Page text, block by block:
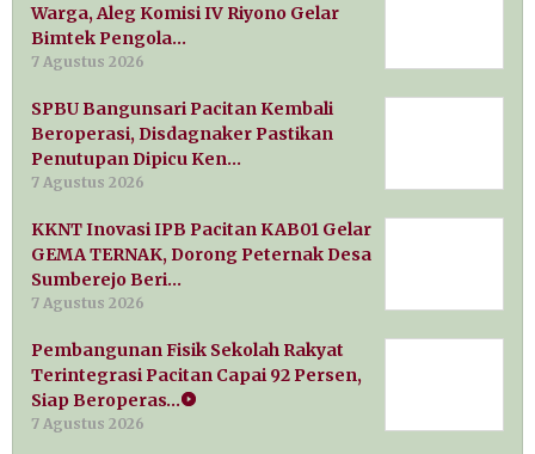
Warga, Aleg Komisi IV Riyono Gelar
Bimtek Pengola…
7 Agustus 2026
SPBU Bangunsari Pacitan Kembali
Beroperasi, Disdagnaker Pastikan
Penutupan Dipicu Ken…
7 Agustus 2026
KKNT Inovasi IPB Pacitan KAB01 Gelar
GEMA TERNAK, Dorong Peternak Desa
Sumberejo Beri…
7 Agustus 2026
Pembangunan Fisik Sekolah Rakyat
Terintegrasi Pacitan Capai 92 Persen,
Siap Beroperas…
7 Agustus 2026